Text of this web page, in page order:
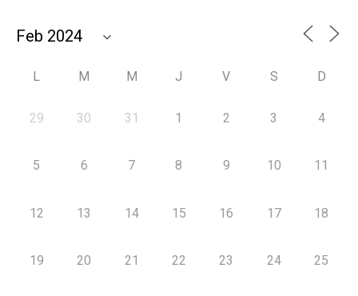
L M M J V S D
29 30 31 1 2 3 4
5 6 7 8 9 10 11
12 13 14 15 16 17 18
19 20 21 22 23 24 25